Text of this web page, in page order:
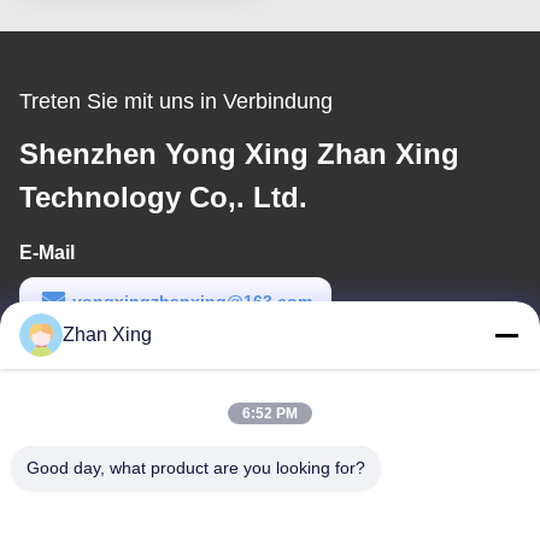
Treten Sie mit uns in Verbindung
Shenzhen Yong Xing Zhan Xing
Technology Co,. Ltd.
E-Mail
yongxingzhanxing@163.com
Arbeitszeit
Zhan Xing
6:52 PM
Good day, what product are you looking for?